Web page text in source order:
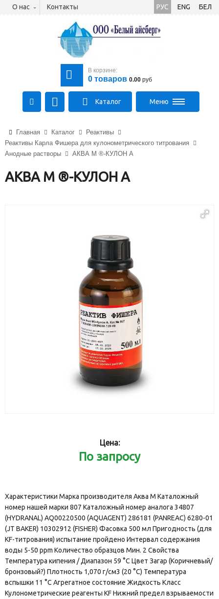
О нас Контакты РУС ENG БЕЛ
В корзине:
0 товаров 0.00 руб
+375 (29) 710-23-43
+375 (33) 315-03-03
aysberg-sales@yandex.by
Каталог Меню
Главная Каталог
Реактивы
Реактивы Карла Фишера для кулонометрического титрования
Анодные растворы
АКВА М ®-КУЛОН A
АКВА М ®-КУЛОН A
Цена:
По запросу
Характеристики Марка производителя Аква М Каталожный
номер нашей марки 807 Каталожный номер аналога 34807
(HYDRANAL) AQ00220500 (AQUAGENT) 286181 (PANREAC) 6280-01
(JT BAKER) 10302912 (FISHER) Фасовка 500 мл Пригодность (для
KF-титрования) испытание пройдено Интервал содержания
воды 5-50 ppm Количество образцов Мин. 2 Свойства
Температура кипения / Диапазон 59 °C Цвет Загар (Коричневый/
бронзовый?) Плотность 1,070 г/см3 (20 °C) Температура
вспышки 11 °C Агрегатное состояние Жидкость Класс
Кулонометрические реагенты KF Нижний предел взрываемости